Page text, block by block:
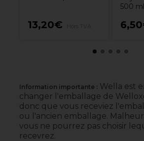
13,20€
500 ml
Information importante : Wella est
changer l'emballage de
donc que vous receviez
ou l'ancien emballage.
vous ne pourrez pas choisir
recevrez.